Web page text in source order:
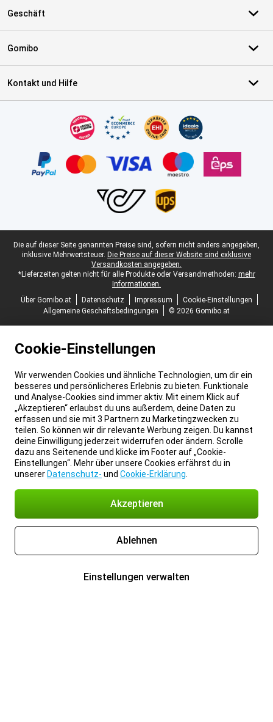
Geschäft
Gomibo
Kontakt und Hilfe
Juristische Fußzeile
Die auf dieser Seite genannten Preise sind, sofern nicht anders angegeben,
inklusive Mehrwertsteuer. Die Preise auf dieser Website sind exklusive
Versandkosten angegeben.
*Lieferzeiten gelten nicht für alle Produkte oder Versandmethoden: mehr
Informationen.
Über Gomibo.at
Datenschutz Impressum
Cookie-Einstellungen
Allgemeine Geschäftsbedingungen
© 2026 Gomibo.at
Cookie-Einstellungen
Wir verwenden Cookies und ähnliche Technologien, um dir ein
besseres und persönlicheres Erlebnis zu bieten. Funktionale
und Analyse-Cookies sind immer aktiv. Mit einem Klick auf
„Akzeptieren“ erlaubst du uns außerdem, deine Daten zu
erfassen und sie mit 3 Partnern zu Marketingzwecken zu
teilen. So können wir dir relevante Werbung zeigen. Du kannst
deine Einwilligung jederzeit widerrufen oder ändern. Scrolle
dazu ans Seitenende und klicke im Footer auf „Cookie-
Einstellungen“. Mehr über unsere Cookies erfährst du in
unserer Datenschutz- und Cookie-Erklärung
Akzeptieren
Ablehnen
Einstellungen verwalten